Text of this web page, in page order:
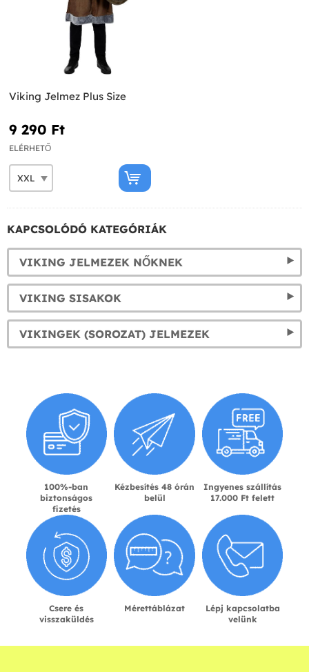
Viking Jelmez Plus Size
9 290 Ft‎
ELÉRHETŐ
KAPCSOLÓDÓ KATEGÓRIÁK
VIKING JELMEZEK NŐKNEK
VIKING SISAKOK
VIKINGEK (SOROZAT) JELMEZEK
100%-ban
biztonságos
fizetés
Kézbesítés 48 órán
belül
Ingyenes szállítás
17.000 Ft felett
Csere és
visszaküldés
Mérettáblázat
Lépj kapcsolatba
velünk